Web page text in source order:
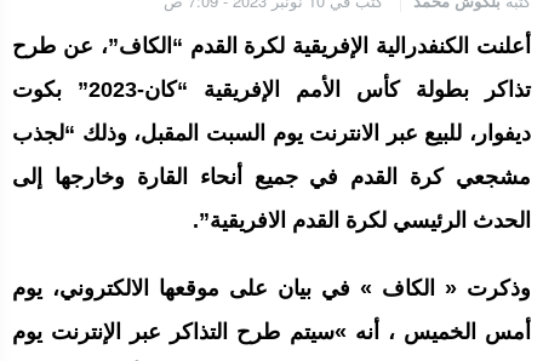
الجامعة الملكية المغربية للكيك بوكسنغ تعرب عن ارتياحها للتجاوب
الإيجابي للمجلس الأعلى للحسابات
إنتاج “قلب مصغر” يفتح آفاق علاجات بيولوجية لاضطرابات القلب
الرباط.. إطلاق مشروع إزالة المواد الكيميائية الخطرة من سلسلة إمداد
أعلنت الكنفدرالية الإفريقية لكرة القدم “الكاف”، عن طرح
تذاكر بطولة كأس الأمم الإفريقية “كان-2023” بكوت
ديفوار، للبيع عبر الانترنت يوم السبت المقبل، وذلك “لجذب
مشجعي كرة القدم في جميع أنحاء القارة وخارجها إلى
الحدث الرئيسي لكرة القدم الافريقية”.
وذكرت « الكاف » في بيان على موقعها الالكتروني، يوم
أمس الخميس ، أنه »سيتم طرح التذاكر عبر الإنترنت يوم